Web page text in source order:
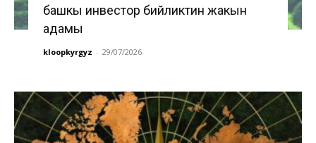
башкы инвестор бийликтин жакын
адамы
kloopkyrgyz - 29/07/2026